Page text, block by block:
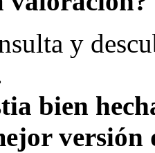
y
bien
versión